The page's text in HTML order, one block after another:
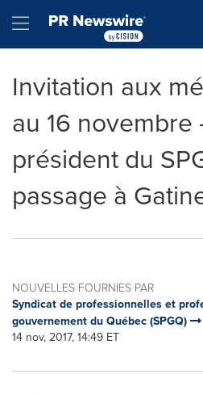
Hamburger menu
Invitation aux
au 16 novembre
président du
passage à
NOUVELLES FOURNIES PAR
Syndicat de professionnelles et
gouvernement du Québec (SPGQ)
14 nov, 2017, 14:49 ET